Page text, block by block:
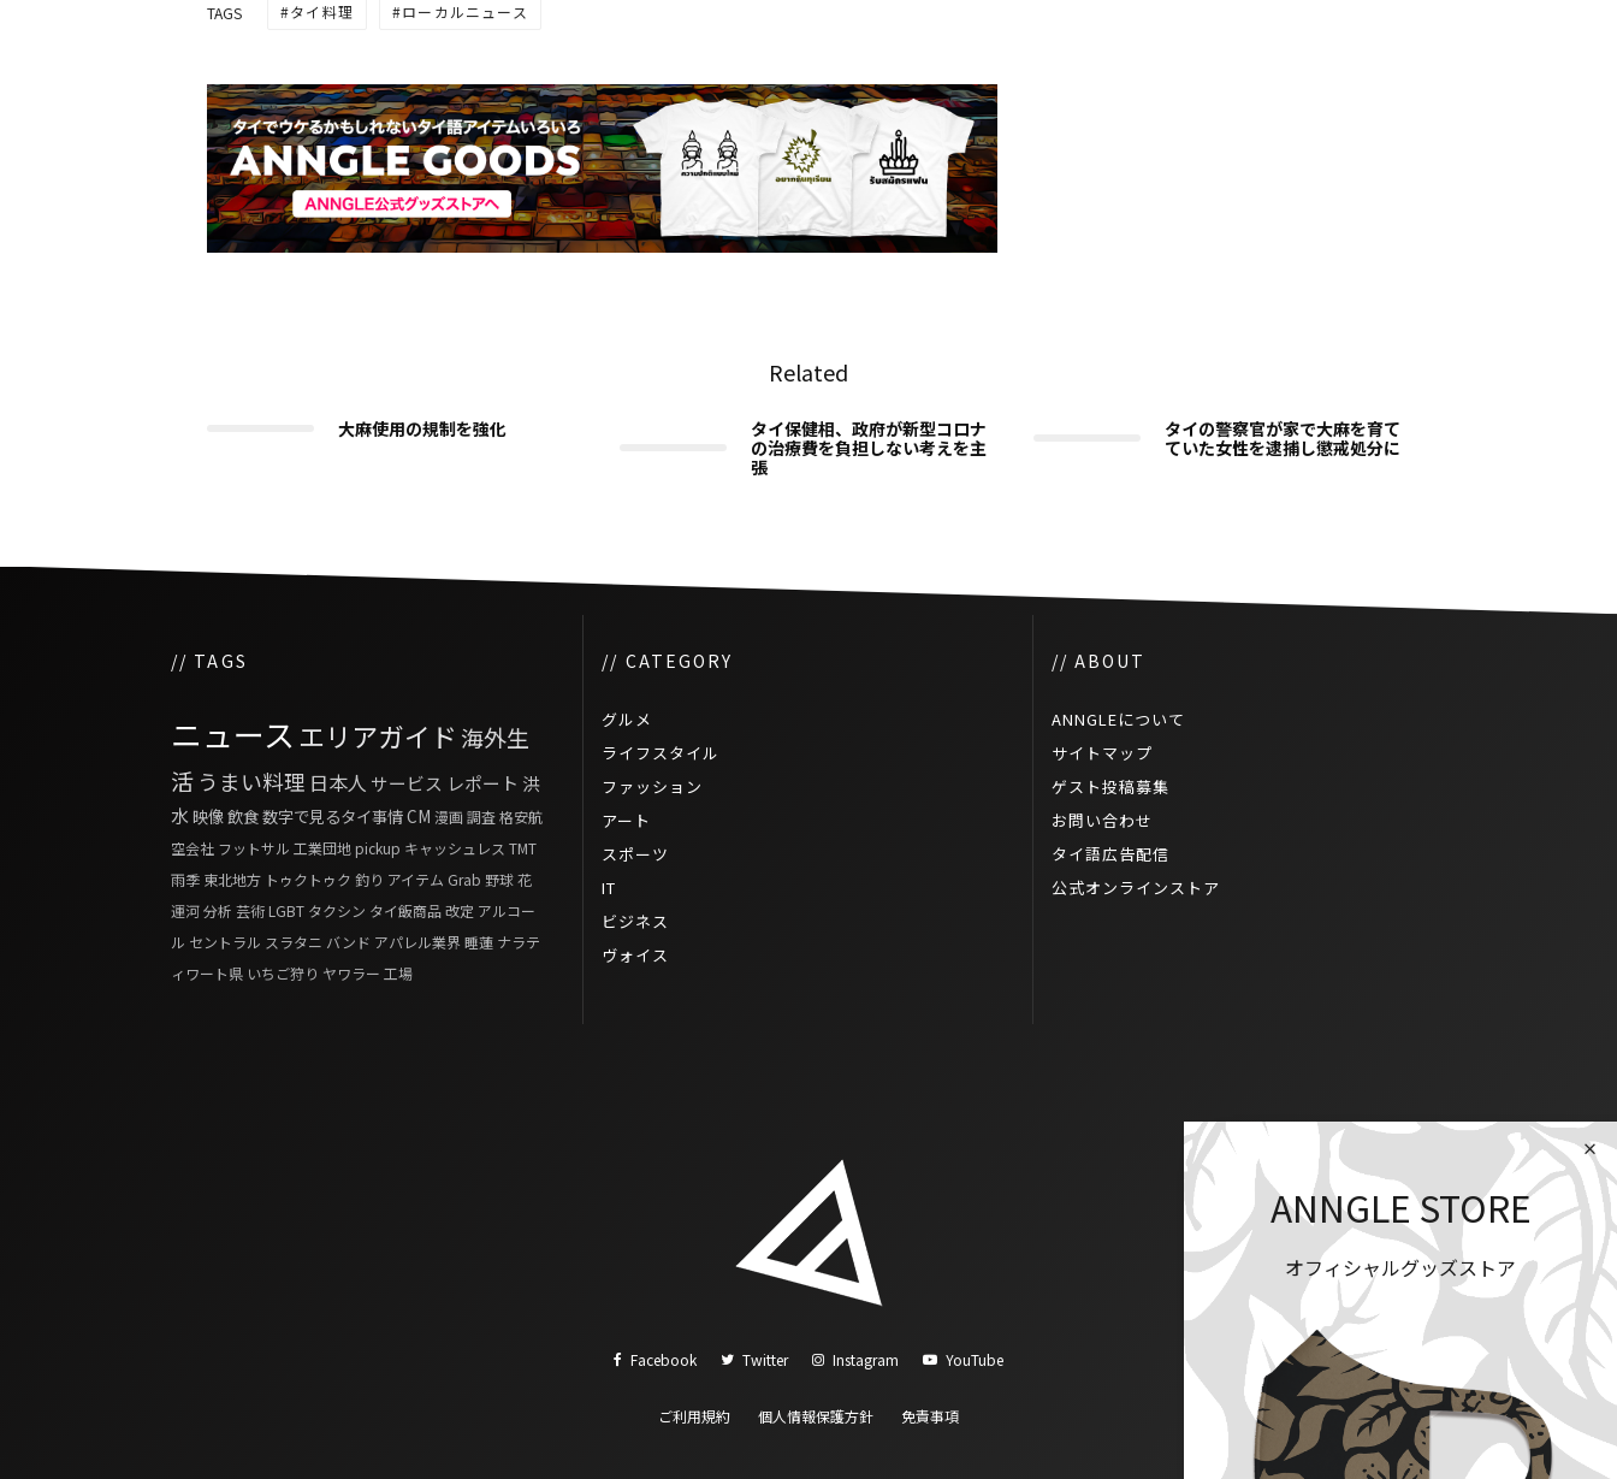
TAGS タイ料理 ローカルニュース
Related
大麻使用の規制を強化
タイ保健相、政府が新型コロナ
の治療費を負担しない考えを主
張
タイの警察官が家で大麻を育て
ていた女性を逮捕し懲戒処分に
// TAGS
ニュース エリアガイド 海外生
活 うまい料理 日本人 サービス レポート 洪
水 映像飲食数字で見るタイ事情CM 漫画 調査格安航
空会社 フットサル 工業団地 pickup キャッシュレス TMT
雨季 東北地方 トゥクトゥク 釣り アイテム Grab 野球花
運河分析 芸術 LGBT タクシン タイ飯商品改定 アルコー
ル セントラル スラタニ バンド アパレル業界 睡蓮 ナラテ
ィワート県 いちご狩り ヤワラー 工場
// CATEGORY
グルメ
ライフスタイル
ファッション
アート
スポーツ
IT
ビジネス
ヴォイス
// ABOUT
ANNGLEについて
サイトマップ
ゲスト投稿募集
お問い合わせ
タイ語広告配信
公式オンラインストア
Facebook Twitter Instagram YouTube
ご利用規約 個人情報保護方針 免責事項
ANNGLE STORE
オフィシャルグッズストア